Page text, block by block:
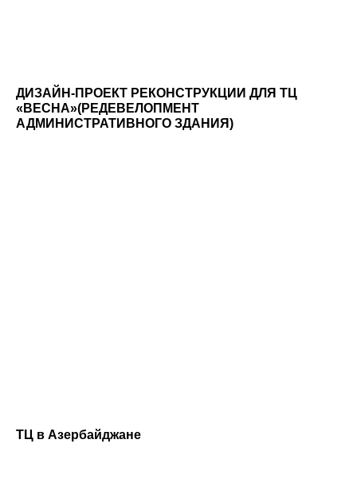
ДИЗАЙН-ПРОЕКТ РЕКОНСТРУКЦИИ ДЛЯ ТЦ
«ВЕСНА»(РЕДЕВЕЛОПМЕНТ
АДМИНИСТРАТИВНОГО ЗДАНИЯ)
ТЦ в Азербайджане